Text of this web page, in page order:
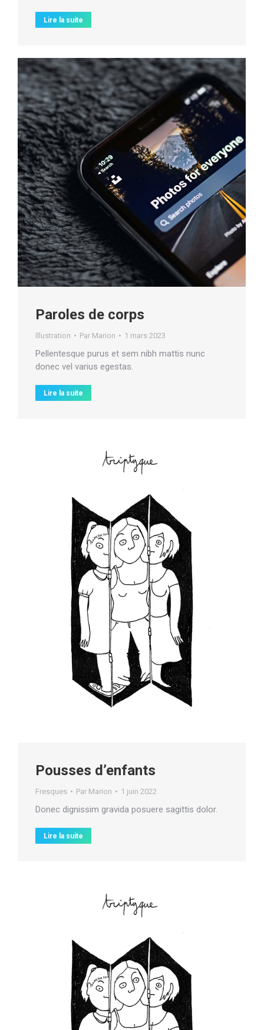
Lire la suite
Paroles de corps
Illustration Par Marion 1 mars 2023
Pellentesque purus et sem nibh mattis nunc
donec vel varius egestas.
Lire la suite
Pousses d’enfants
Fresques Par Marion 1 juin 2022
Donec dignissim gravida posuere sagittis dolor.
Lire la suite